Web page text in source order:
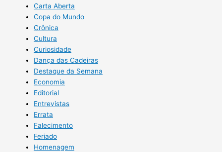
Carta Aberta
Copa do Mundo
Crônica
Cultura
Curiosidade
Dança das Cadeiras
Destaque da Semana
Economia
Editorial
Entrevistas
Errata
Falecimento
Feriado
Homenagem